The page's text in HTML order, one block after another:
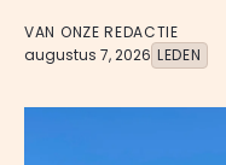
VAN ONZE REDACTIE
augustus 7, 2026 LEDEN